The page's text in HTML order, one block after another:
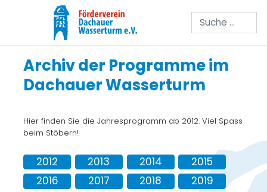
Suchen
Archiv der Programme im
Dachauer Wasserturm
Hier finden Sie die Jahresprogramm ab 2012. Viel Spass
beim Stöbern!
2012 2013 2014
2015
2016
2017 2018
2019